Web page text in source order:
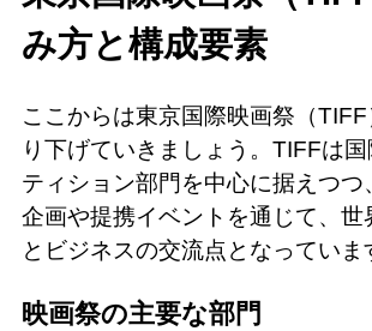
み方と構成要素
ここからは東京国際映画祭（
り下げていきましょう。TIFFは
ティション部門を中心に据えつつ
企画や提携イベントを通じて、世
とビジネスの交流点となっていま
映画祭の主要な部門